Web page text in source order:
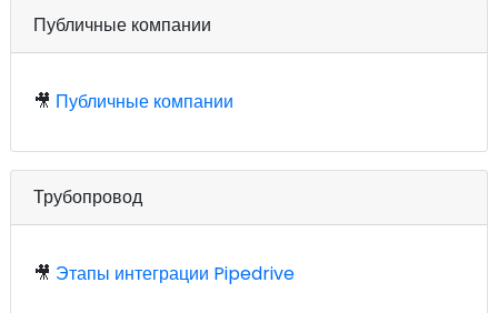
Публичные компании
🎥 Публичные компании
Трубопровод
🎥 Этапы интеграции Pipedrive